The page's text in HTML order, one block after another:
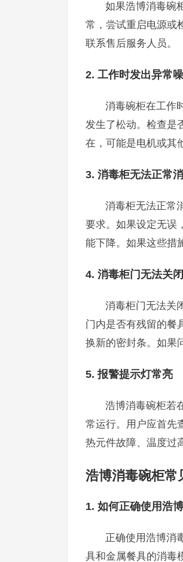
如果浩博消毒碗
常，尝试重启电源或
联系售后服务人员。
2. 工作时发出异常
消毒碗柜在工作
发生了松动。检查是
在，可能是电机或其
3. 消毒柜无法正常
消毒柜无法正常
要求。如果设定无误
能下降。如果这些措
4. 消毒柜门无法关闭
消毒柜门无法关
门内是否有残留的餐
换新的密封条。如果
5. 报警提示灯常亮
浩博消毒碗柜若
常运行。用户应首先
热元件故障、温度过
浩博消毒碗柜常
1. 如何正确使用浩
正确使用浩博消
具和金属餐具的消毒